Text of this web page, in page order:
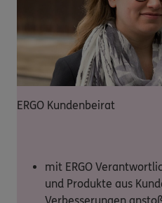
ERGO Kundenbeirat
mit ERGO
und Produkte aus